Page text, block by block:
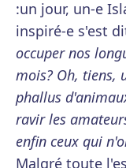
:un jour, un-e
inspiré-e s'est
occuper nos
mois? Oh, tiens,
phallus
ravir les
enfin ceux qui
Malgré toute